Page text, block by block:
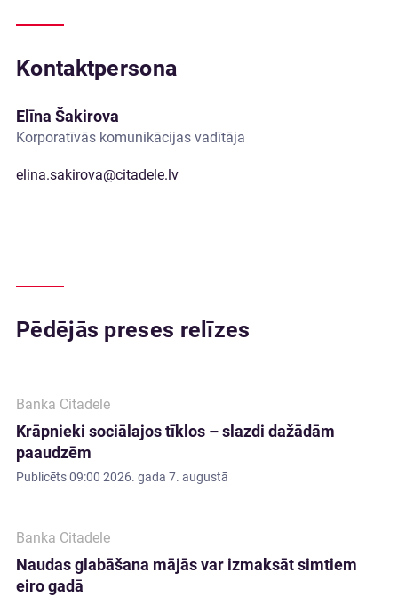
Kontaktpersona
Elīna Šakirova
Korporatīvās komunikācijas vadītāja
elina.sakirova@citadele.lv
Pēdējās preses relīzes
Banka Citadele
Krāpnieki sociālajos tīklos – slazdi dažādām
paaudzēm
Publicēts09:00 2026. gada 7. augustā
Banka Citadele
Naudas glabāšana mājās var izmaksāt simtiem
eiro gadā